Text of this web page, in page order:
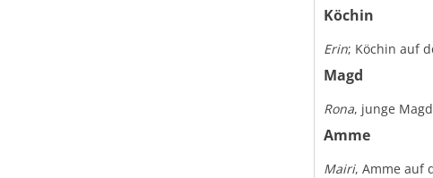
Köchin
Erin; Köchin auf
Magd
Rona, junge
Amme
Mairi, Amme auf